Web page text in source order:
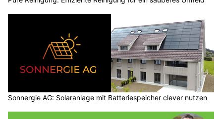
Sonnergie AG: Solaranlage mit Batteriespeicher clever nutzen